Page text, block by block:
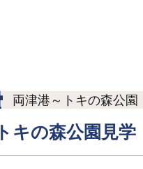
両津港～トキの森公園
トキの森公園見学